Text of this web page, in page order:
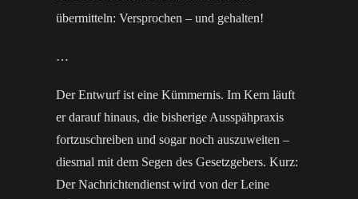
übermitteln: Versprochen – und gehalten!
…
Der Entwurf ist eine Kümmernis. Im Kern läuft
er darauf hinaus, die bisherige Ausspähpraxis
fortzuschreiben und sogar noch auszuweiten –
diesmal mit dem Segen des Gesetzgebers. Kurz:
Der Nachrichtendienst wird von der Leine